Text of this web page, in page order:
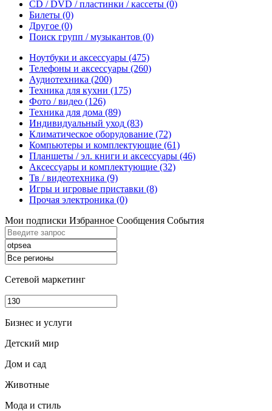
CD / DVD / пластинки / кассеты (0)
Билеты (0)
Другое (0)
Поиск групп / музыкантов (0)
Ноутбуки и аксессуары (475)
Телефоны и аксессуары (260)
Аудиотехника (200)
Техника для кухни (175)
Фото / видео (126)
Техника для дома (89)
Индивидуальный уход (83)
Климатическое оборудование (72)
Компьютеры и комплектующие (61)
Планшеты / эл. книги и аксессуары (46)
Аксессуары и комплектующие (32)
Тв / видеотехника (9)
Игры и игровые приставки (8)
Прочая электроника (0)
Мои подписки Избранное Сообщения События
Сетевой маркетинг
Бизнес и услуги
Детский мир
Дом и сад
Животные
Мода и стиль